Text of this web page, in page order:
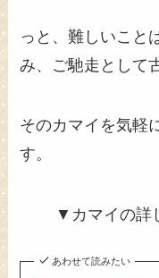
っと、難しいこと
み、ご馳走として
そのカマイを気軽
す。
▼カマイの詳
あわせて読みたい